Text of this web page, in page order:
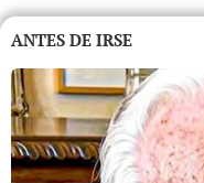
ANTES DE IRSE